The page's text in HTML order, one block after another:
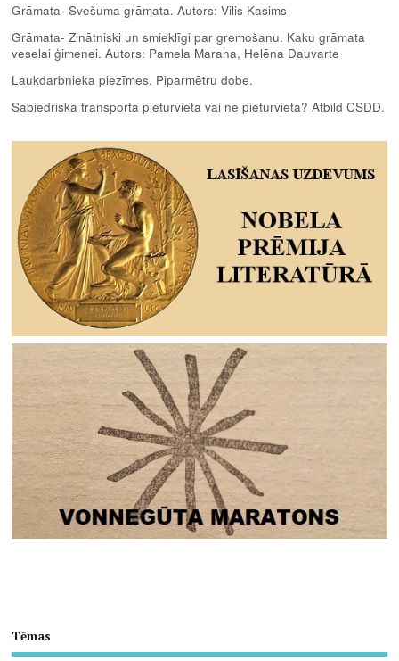
Grāmata- Svešuma grāmata. Autors: Vilis Kasims
Grāmata- Zinātniski un smieklīgi par gremošanu. Kaku grāmata
veselai ģimenei. Autors: Pamela Marana, Helēna Dauvarte
Laukdarbnieka piezīmes. Piparmētru dobe.
Sabiedriskā transporta pieturvieta vai ne pieturvieta? Atbild CSDD.
Tēmas